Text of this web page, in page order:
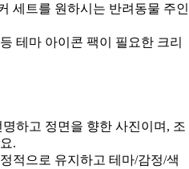
세트를 원하시는 반려동물 주인
테마 아이콘 팩이 필요한 크리
하고 정면을 향한 사진이며, 조
.
적으로 유지하고 테마/감정/색